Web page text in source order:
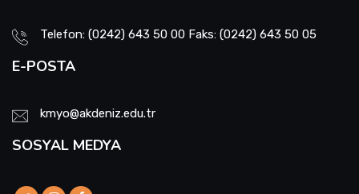
Telefon: (0242) 643 50 00 Faks: (0242) 643 50 05
E-POSTA
kmyo@akdeniz.edu.tr
SOSYAL MEDYA